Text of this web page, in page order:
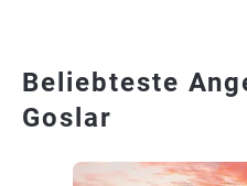
Beliebteste
Goslar